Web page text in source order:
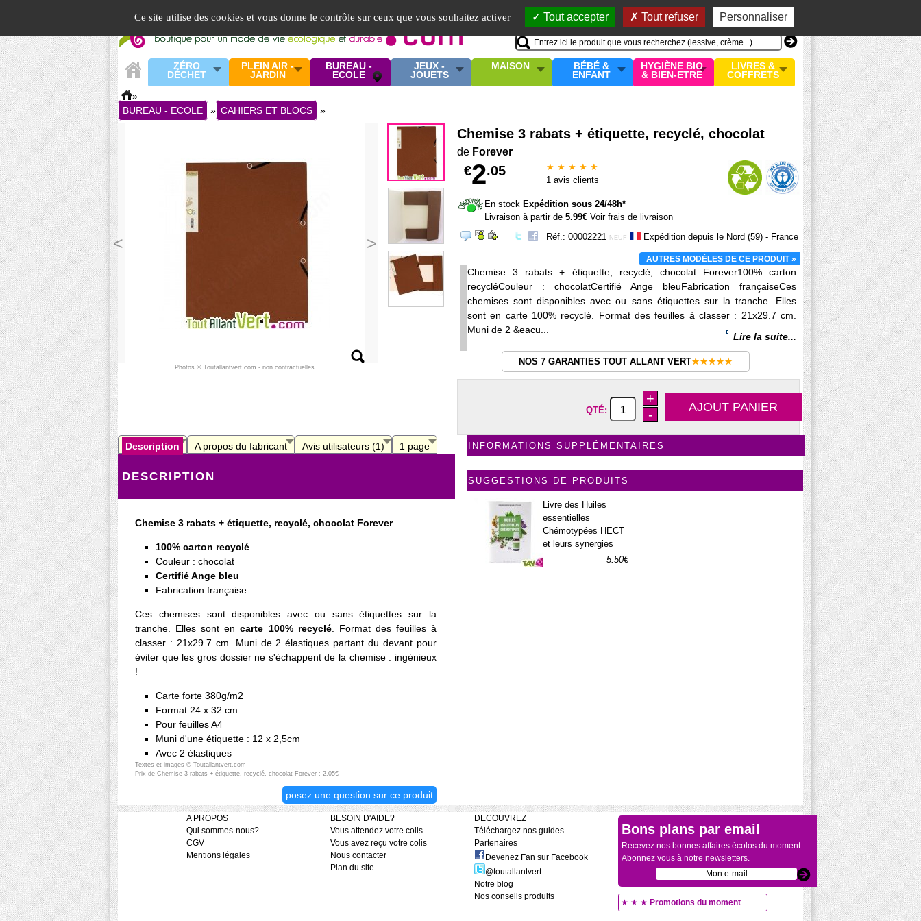
Ce site utilise des cookies et vous donne le contrôle sur ceux que vous souhaitez activer Tout accepter Tout refuser Personnaliser
Mon compte
MON PANIER
0 article
ZÉRO
DÉCHET
PLEIN AIR -
JARDIN
BUREAU -
ECOLE
JEUX -
JOUETS
MAISON
BÉBÉ &
ENFANT
HYGIÈNE BIO
& BIEN-ETRE
LIVRES &
COFFRETS
»
BUREAU - ECOLE
» CAHIERS ET BLOCS »
>
<
Photos © Toutallantvert.com - non contractuelles
Chemise 3 rabats + étiquette, recyclé, chocolat
de Forever
★ ★ ★ ★ ★
1 avis clients
€2.05
En stock Expédition sous 24/48h*
Livraison à partir de 5.99€ Voir frais de livraison
Réf.: 00002221 NEUF Expédition depuis le Nord (59) - France
AUTRES MODÈLES DE CE PRODUIT »
Chemise 3 rabats + étiquette, recyclé, chocolat Forever100% carton
recycléCouleur : chocolatCertifié Ange bleuFabrication françaiseCes
chemises sont disponibles avec ou sans étiquettes sur la tranche. Elles
sont en carte 100% recyclé. Format des feuilles à classer : 21x29.7 cm.
Muni de 2 &eacu...
Lire la suite...
NOS 7 GARANTIES TOUT ALLANT VERT★★★★★
QTÉ:
+
-
INFORMATIONS SUPPLÉMENTAIRES
SUGGESTIONS DE PRODUITS
Livre des Huiles
essentielles
Chémotypées HECT
et leurs synergies
5.50€
Description A propos du fabricant Avis utilisateurs (1) 1 page
DESCRIPTION
Chemise 3 rabats + étiquette, recyclé, chocolat Forever
100% carton recyclé
Couleur : chocolat
Certifié Ange bleu
Fabrication française
Ces chemises sont disponibles avec ou sans étiquettes sur la
tranche. Elles sont encarte 100% recyclé. Format des feuilles à
classer : 21x29.7 cm. Muni de 2 élastiques partant du devant pour
éviter que les gros dossier ne s'échappent de la chemise : ingénieux
!
Carte forte 380g/m2
Format 24 x 32 cm
Pour feuilles A4
Muni d'une étiquette : 12 x 2,5cm
Avec 2 élastiques
Textes et images © Toutallantvert.com
Prix de Chemise 3 rabats + étiquette, recyclé, chocolat Forever : 2.05€
posez une question sur ce produit
A PROPOS
Qui sommes-nous?
CGV
Mentions légales
BESOIN D'AIDE?
Vous attendez votre colis
Vous avez reçu votre colis
Nous contacter
Plan du site
DECOUVREZ
Téléchargez nos guides
Partenaires
Devenez Fan sur Facebook
@toutallantvert
Notre blog
Nos conseils produits
Bons plans par email
Recevez nos bonnes affaires écolos du moment.
Abonnez vous à notre newsletters.
★ ★ ★ Promotions du moment